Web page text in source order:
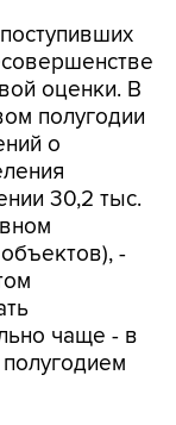
оценки. В
полугодии
о
30,2 тыс.
-
чаще - в